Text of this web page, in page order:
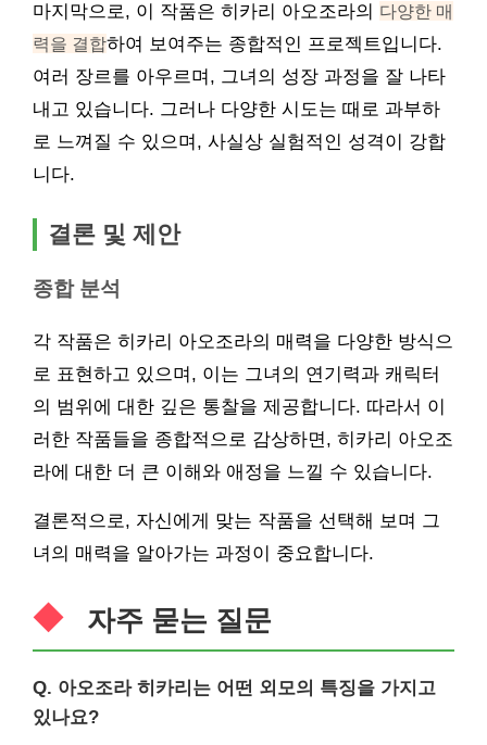
마지막으로, 이 작품은 히카리 아오조라의 다양한 매
력을 결합하여 보여주는 종합적인 프로젝트입니다.
여러 장르를 아우르며, 그녀의 성장 과정을 잘 나타
내고 있습니다. 그러나 다양한 시도는 때로 과부하
로 느껴질 수 있으며, 사실상 실험적인 성격이 강합
니다.
결론 및 제안
종합 분석
각 작품은 히카리 아오조라의 매력을 다양한 방식으
로 표현하고 있으며, 이는 그녀의 연기력과 캐릭터
의 범위에 대한 깊은 통찰을 제공합니다. 따라서 이
러한 작품들을 종합적으로 감상하면, 히카리 아오조
라에 대한 더 큰 이해와 애정을 느낄 수 있습니다.
결론적으로, 자신에게 맞는 작품을 선택해 보며 그
녀의 매력을 알아가는 과정이 중요합니다.
자주 묻는 질문
Q. 아오조라 히카리는 어떤 외모의 특징을 가지고
있나요?